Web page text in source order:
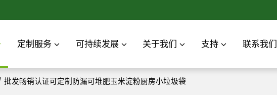
定制服务 可持续发展 关于我们 支持 联系我们
批发畅销认证可定制防漏可堆肥玉米淀粉厨房小垃圾袋